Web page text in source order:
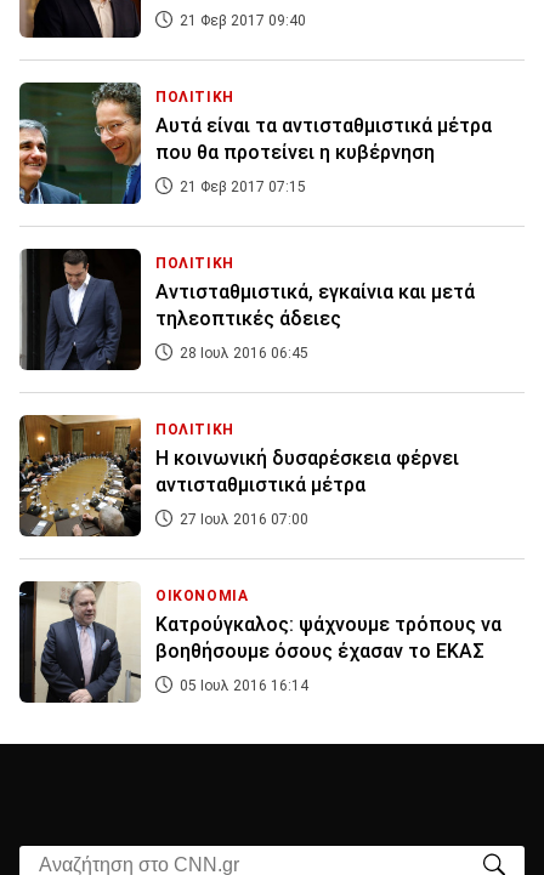
21 Φεβ 2017 09:40
ΠΟΛΙΤΙΚΗ
Αυτά είναι τα αντισταθμιστικά μέτρα
που θα προτείνει η κυβέρνηση
21 Φεβ 2017 07:15
ΠΟΛΙΤΙΚΗ
Αντισταθμιστικά, εγκαίνια και μετά
τηλεοπτικές άδειες
28 Ιουλ 2016 06:45
ΠΟΛΙΤΙΚΗ
Η κοινωνική δυσαρέσκεια φέρνει
αντισταθμιστικά μέτρα
27 Ιουλ 2016 07:00
ΟΙΚΟΝΟΜΙΑ
Κατρούγκαλος: ψάχνουμε τρόπους να
βοηθήσουμε όσους έχασαν το ΕΚΑΣ
05 Ιουλ 2016 16:14
Αναζήτηση στο CNN.gr